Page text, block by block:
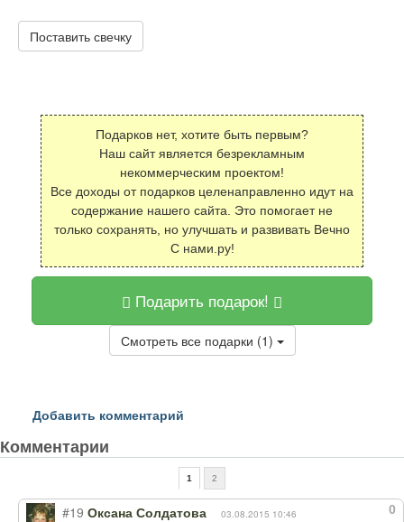
Поставить свечку
Подарков нет, хотите быть первым?
Наш сайт является безрекламным
некоммерческим проектом!
Все доходы от подарков целенаправленно идут на
содержание нашего сайта. Это помогает не
только сохранять, но улучшать и развивать Вечно
С нами.ру!
Подарить подарок!
Смотреть все подарки (1)
Добавить комментарий
Комментарии
1 2
0
#19 Оксана Солдатова 03.08.2015 10:46